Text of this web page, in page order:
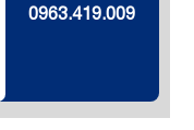
0963.419.009